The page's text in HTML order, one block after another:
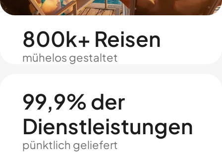
800k+ Reisen
mühelos gestaltet
99,9% der
Dienstleistungen
pünktlich geliefert